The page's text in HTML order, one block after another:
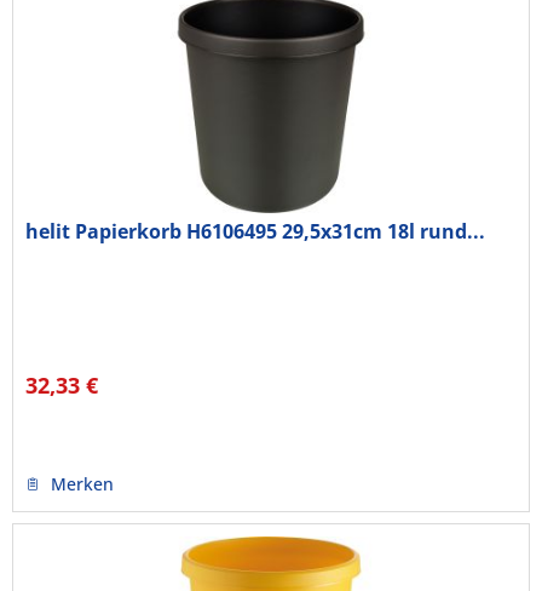
helit Papierkorb H6106495 29,5x31cm 18l rund...
32,33 €
Merken